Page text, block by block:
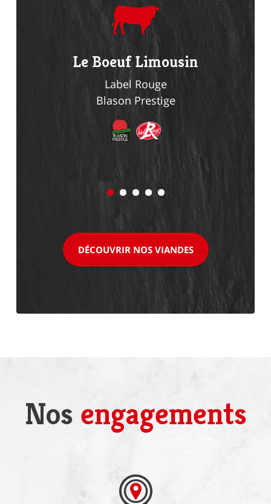
Le Boeuf Limousin
Label Rouge
Blason Prestige
DÉCOUVRIR NOS VIANDES
Nos engagements